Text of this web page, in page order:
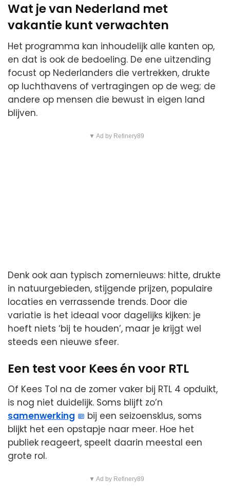
Wat je van Nederland met
vakantie kunt verwachten
Het programma kan inhoudelijk alle kanten op,
en dat is ook de bedoeling. De ene uitzending
focust op Nederlanders die vertrekken, drukte
op luchthavens of vertragingen op de weg; de
andere op mensen die bewust in eigen land
blijven.
▼ Ad by Refinery89
Denk ook aan typisch zomernieuws: hitte, drukte
in natuurgebieden, stijgende prijzen, populaire
locaties en verrassende trends. Door die
variatie is het ideaal voor dagelijks kijken: je
hoeft niets ‘bij te houden’, maar je krijgt wel
steeds een nieuwe sfeer.
Een test voor Kees én voor RTL
Of Kees Tol na de zomer vaker bij RTL 4 opduikt,
is nog niet duidelijk. Soms blijft zo’n
samenwerking
bij een seizoensklus, soms
blijkt het een opstapje naar meer. Hoe het
publiek reageert, speelt daarin meestal een
grote rol.
▼ Ad by Refinery89